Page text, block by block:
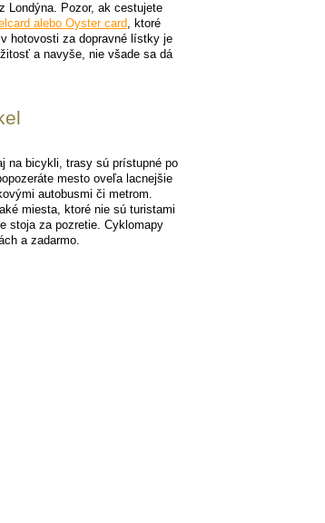
Londýna. Pozor, ak cestujete
alebo Oyster card, ktoré
hotovosti za dopravné lístky je
a navyše, nie všade sa dá
na bicykli, trasy sú prístupné po
mesto oveľa lacnejšie
autobusmi či metrom.
miesta, ktoré nie sú turistami
stoja za pozretie. Cyklomapy
a zadarmo.